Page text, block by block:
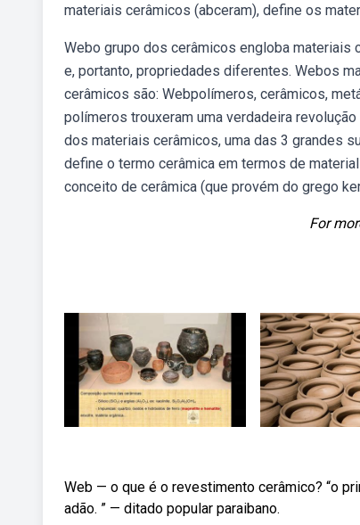
materiais cerâmicos (abceram), define os
Webo grupo dos cerâmicos engloba
e, portanto, propriedades diferentes. Webos
cerâmicos são: Webpolímeros, cerâmicos,
polímeros trouxeram uma verdadeira
dos materiais cerâmicos, uma das 3 grandes
define o termo cerâmica em termos de
conceito de cerâmica (que provém do grego
For
Web — o que é o revestimento cerâmico? “o
adão. ” — ditado popular paraibano.